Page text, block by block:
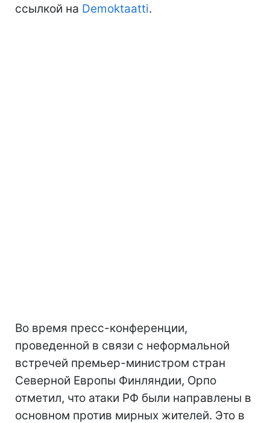
ссылкой на Demoktaatti.
Во время пресс-конференции,
проведенной в связи с неформальной
встречей премьер-министром стран
Северной Европы Финляндии, Орпо
отметил, что атаки РФ были направлены в
основном против мирных жителей. Это в